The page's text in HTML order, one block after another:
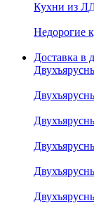
Кухни из
Недорогие
Доставка в